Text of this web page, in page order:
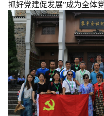
抓好党建促发展”成为全体